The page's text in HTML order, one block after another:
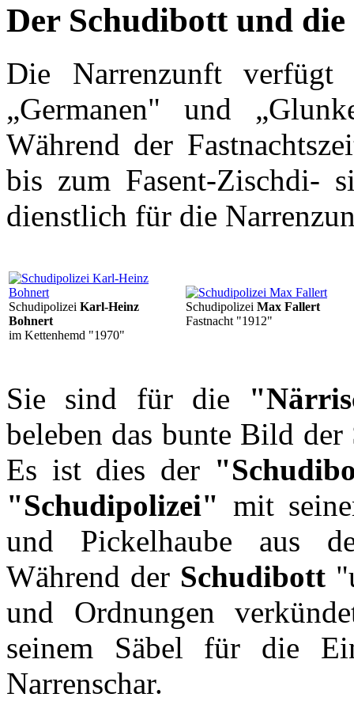
Der Schudibott und
Die Narrenzunft verfügt
„Germanen" und
Während der
bis zum Fasent-
dienstlich für die
Schudipolizei Karl-Heinz
Bohnert
im Kettenhemd "1970"
Schudipolizei Max Fallert
Fastnacht "1912"
Sie sind für die
beleben das bunte Bild
Es ist dies der
"Schudipolizei" mit
und Pickelhaube aus
Während der Schudibott
und Ordnungen
seinem Säbel für die
Narrenschar.